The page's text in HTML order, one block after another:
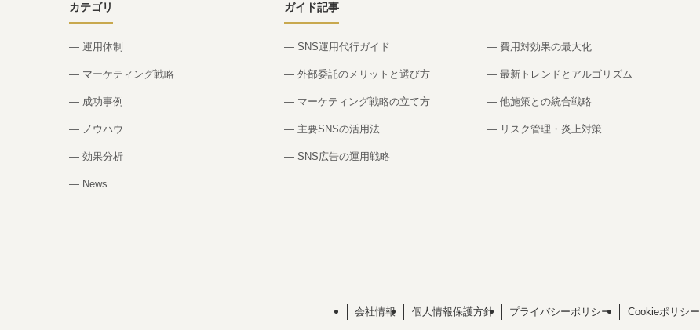
カテゴリ
— 運用体制
— マーケティング戦略
— 成功事例
— ノウハウ
— 効果分析
— News
ガイド記事
— SNS運用代行ガイド
— 外部委託のメリットと選び方
— マーケティング戦略の立て方
— 主要SNSの活用法
— SNS広告の運用戦略
— 費用対効果の最大化
— 最新トレンドとアルゴリズム
— 他施策との統合戦略
— リスク管理・炎上対策
会社情報 個人情報保護方針 プライバシーポリシー Cookieポリシー